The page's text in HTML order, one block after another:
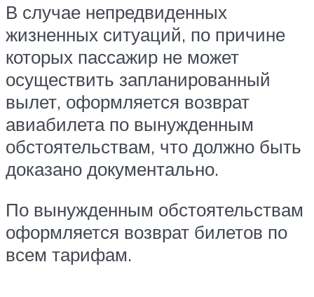
В случае непредвиденных
жизненных ситуаций, по причине
которых пассажир не может
осуществить запланированный
вылет, оформляется возврат
авиабилета по вынужденным
обстоятельствам, что должно быть
доказано документально.
По вынужденным обстоятельствам
оформляется возврат билетов по
всем тарифам.